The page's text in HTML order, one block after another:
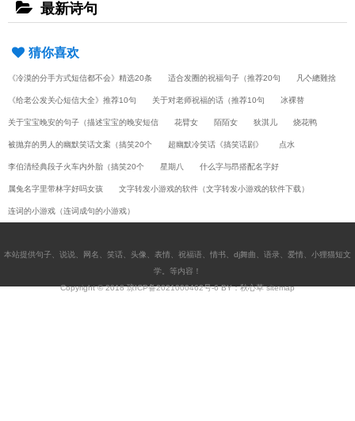
最新诗句
猜你喜欢
《冷漠的分手方式短信都不会》精选20条 适合发圈的祝福句子（推荐20句 凡亽總難捨
《给老公发关心短信大全》推荐10句 关于对老师祝福的话（推荐10句 冰裸替
关于宝宝晚安的句子（描述宝宝的晚安短信 花臂女 陌陌女 狄淇儿 烧花鸭
被抛弃的男人的幽默笑话文案（搞笑20个 超幽默冷笑话《搞笑话剧》 点水
李伯清经典段子火车内外胎（搞笑20个 星期八 什么字与昂搭配名字好
属兔名字里带林字好吗女孩 文字转发小游戏的软件（文字转发小游戏的软件下载）
连词的小游戏（连词成句的小游戏）
本站提供句子 说说 网名 笑话 头像 表情 祝福语 情书 dj舞曲 语录 爱情
小狸猫短文
学 。等内容！
Copyright © 2018琼ICP备2021000462号-6BY：秋心草sitemap